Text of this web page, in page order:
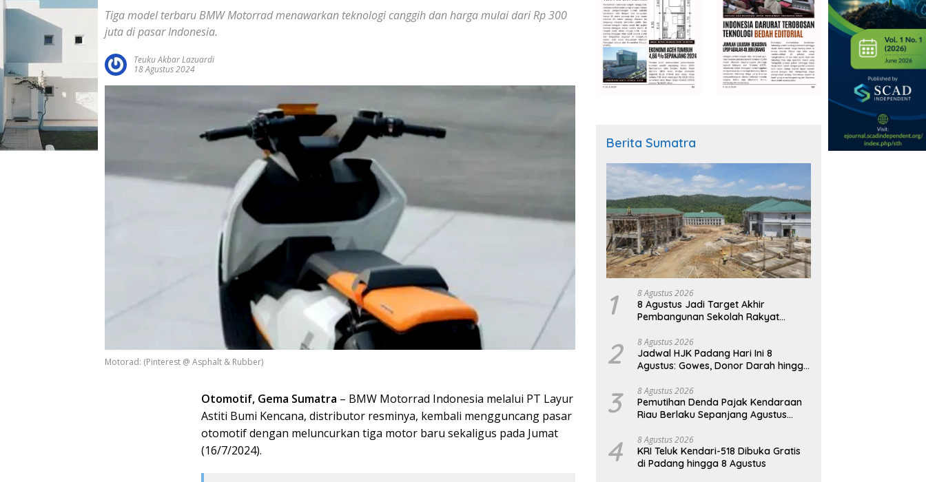
Tiga model terbaru BMW Motorrad menawarkan teknologi canggih dan harga mulai dari Rp 300
juta di pasar Indonesia.
Teuku Akbar Lazuardi
18 Agustus 2024
Motorad: (Pinterest @ Asphalt & Rubber)
Otomotif, Gema Sumatra – BMW Motorrad Indonesia melalui PT Layur
Astiti Bumi Kencana, distributor resminya, kembali mengguncang pasar
otomotif dengan meluncurkan tiga motor baru sekaligus pada Jumat
(16/7/2024).
Berita Sumatra
1 8 Agustus 2026
8 Agustus Jadi Target Akhir
Pembangunan Sekolah Rakyat
2 8 Agustus 2026
Jadwal HJK Padang Hari Ini 8
Agustus: Gowes, Donor Darah hingga
3 8 Agustus 2026
Pemutihan Denda Pajak Kendaraan
Riau Berlaku Sepanjang Agustus
4 8 Agustus 2026
KRI Teluk Kendari-518 Dibuka Gratis
di Padang hingga 8 Agustus